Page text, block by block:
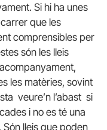
Si hi ha unes
que les
comprensibles per
són les lleis
les matèries, sovint
veure’n l’abast si
i no es té una
lleis que poden